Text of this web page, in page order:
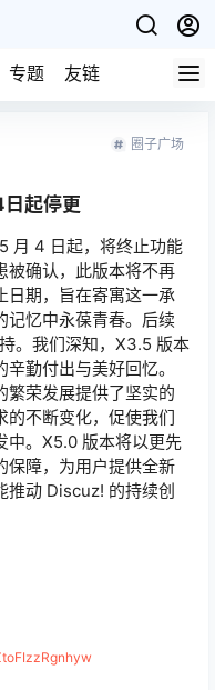
专题 友链
圈子广场
起停更
月 4 日起，将终止功能
被确认，此版本将不再
日期，旨在寄寓这一承
记忆中永葆青春。后续
。我们深知，X3.5 版本
勤付出与美好回忆。
繁荣发展提供了坚实的
的不断变化，促使我们
中。X5.0 版本将以更先
保障，为用户提供全新
推动 Discuz! 的持续创